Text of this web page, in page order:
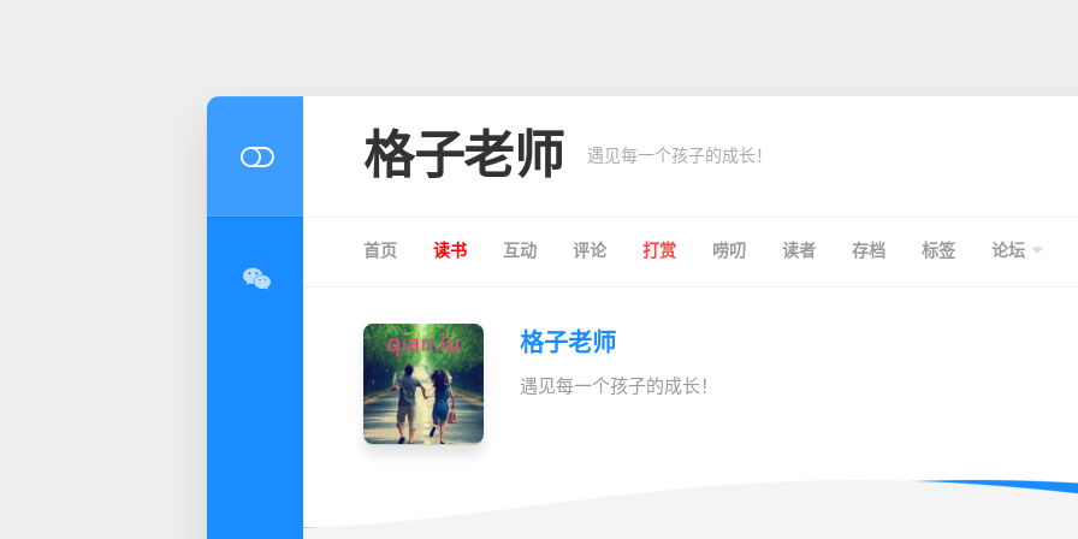
格子老师 遇见每一个孩子的成长！
首页 读书 互动 评论 打赏 唠叨 读者 存档 标签 论坛
格子老师
遇见每一个孩子的成长！